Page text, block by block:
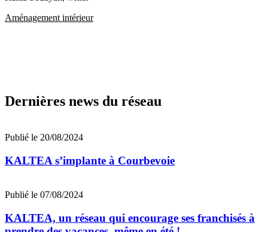
Aménagement intérieur
Dernières news du réseau
Publié le 20/08/2024
KALTEA s’implante à Courbevoie
Publié le 07/08/2024
KALTEA, un réseau qui encourage ses franchisés à